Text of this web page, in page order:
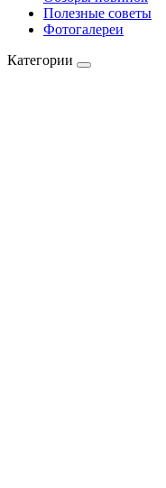
Полезные советы
Фотогалереи
Категории